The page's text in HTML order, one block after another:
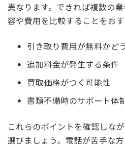
異なります。できれば複数の
容や費用を比較することをおす
引き取り費用が無料かど
追加料金が発生する条件
買取価格がつく可能性
書類不備時のサポート体
これらのポイントを確認しな
選びましょう。電話が苦手な